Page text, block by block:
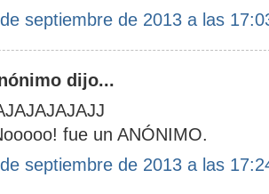
septiembre de 2013 a las
dijo...
fue un ANÓNIMO.
septiembre de 2013 a las